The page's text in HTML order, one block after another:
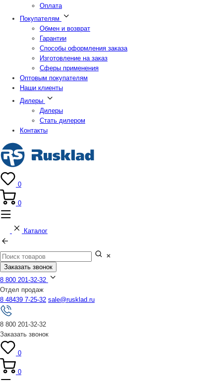
Оплата
Покупателям
Обмен и возврат
Гарантии
Способы оформления заказа
Изготовление на заказ
Сферы применения
Оптовым покупателям
Наши клиенты
Дилеры
Дилеры
Стать дилером
Контакты
0
0
Каталог
Заказать звонок
8 800 201-32-32
Отдел продаж
8 48439 7-25-32 sale@rusklad.ru
8 800 201-32-32
Заказать звонок
0
0